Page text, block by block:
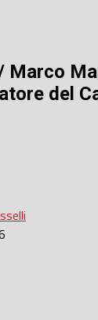
Marco
del